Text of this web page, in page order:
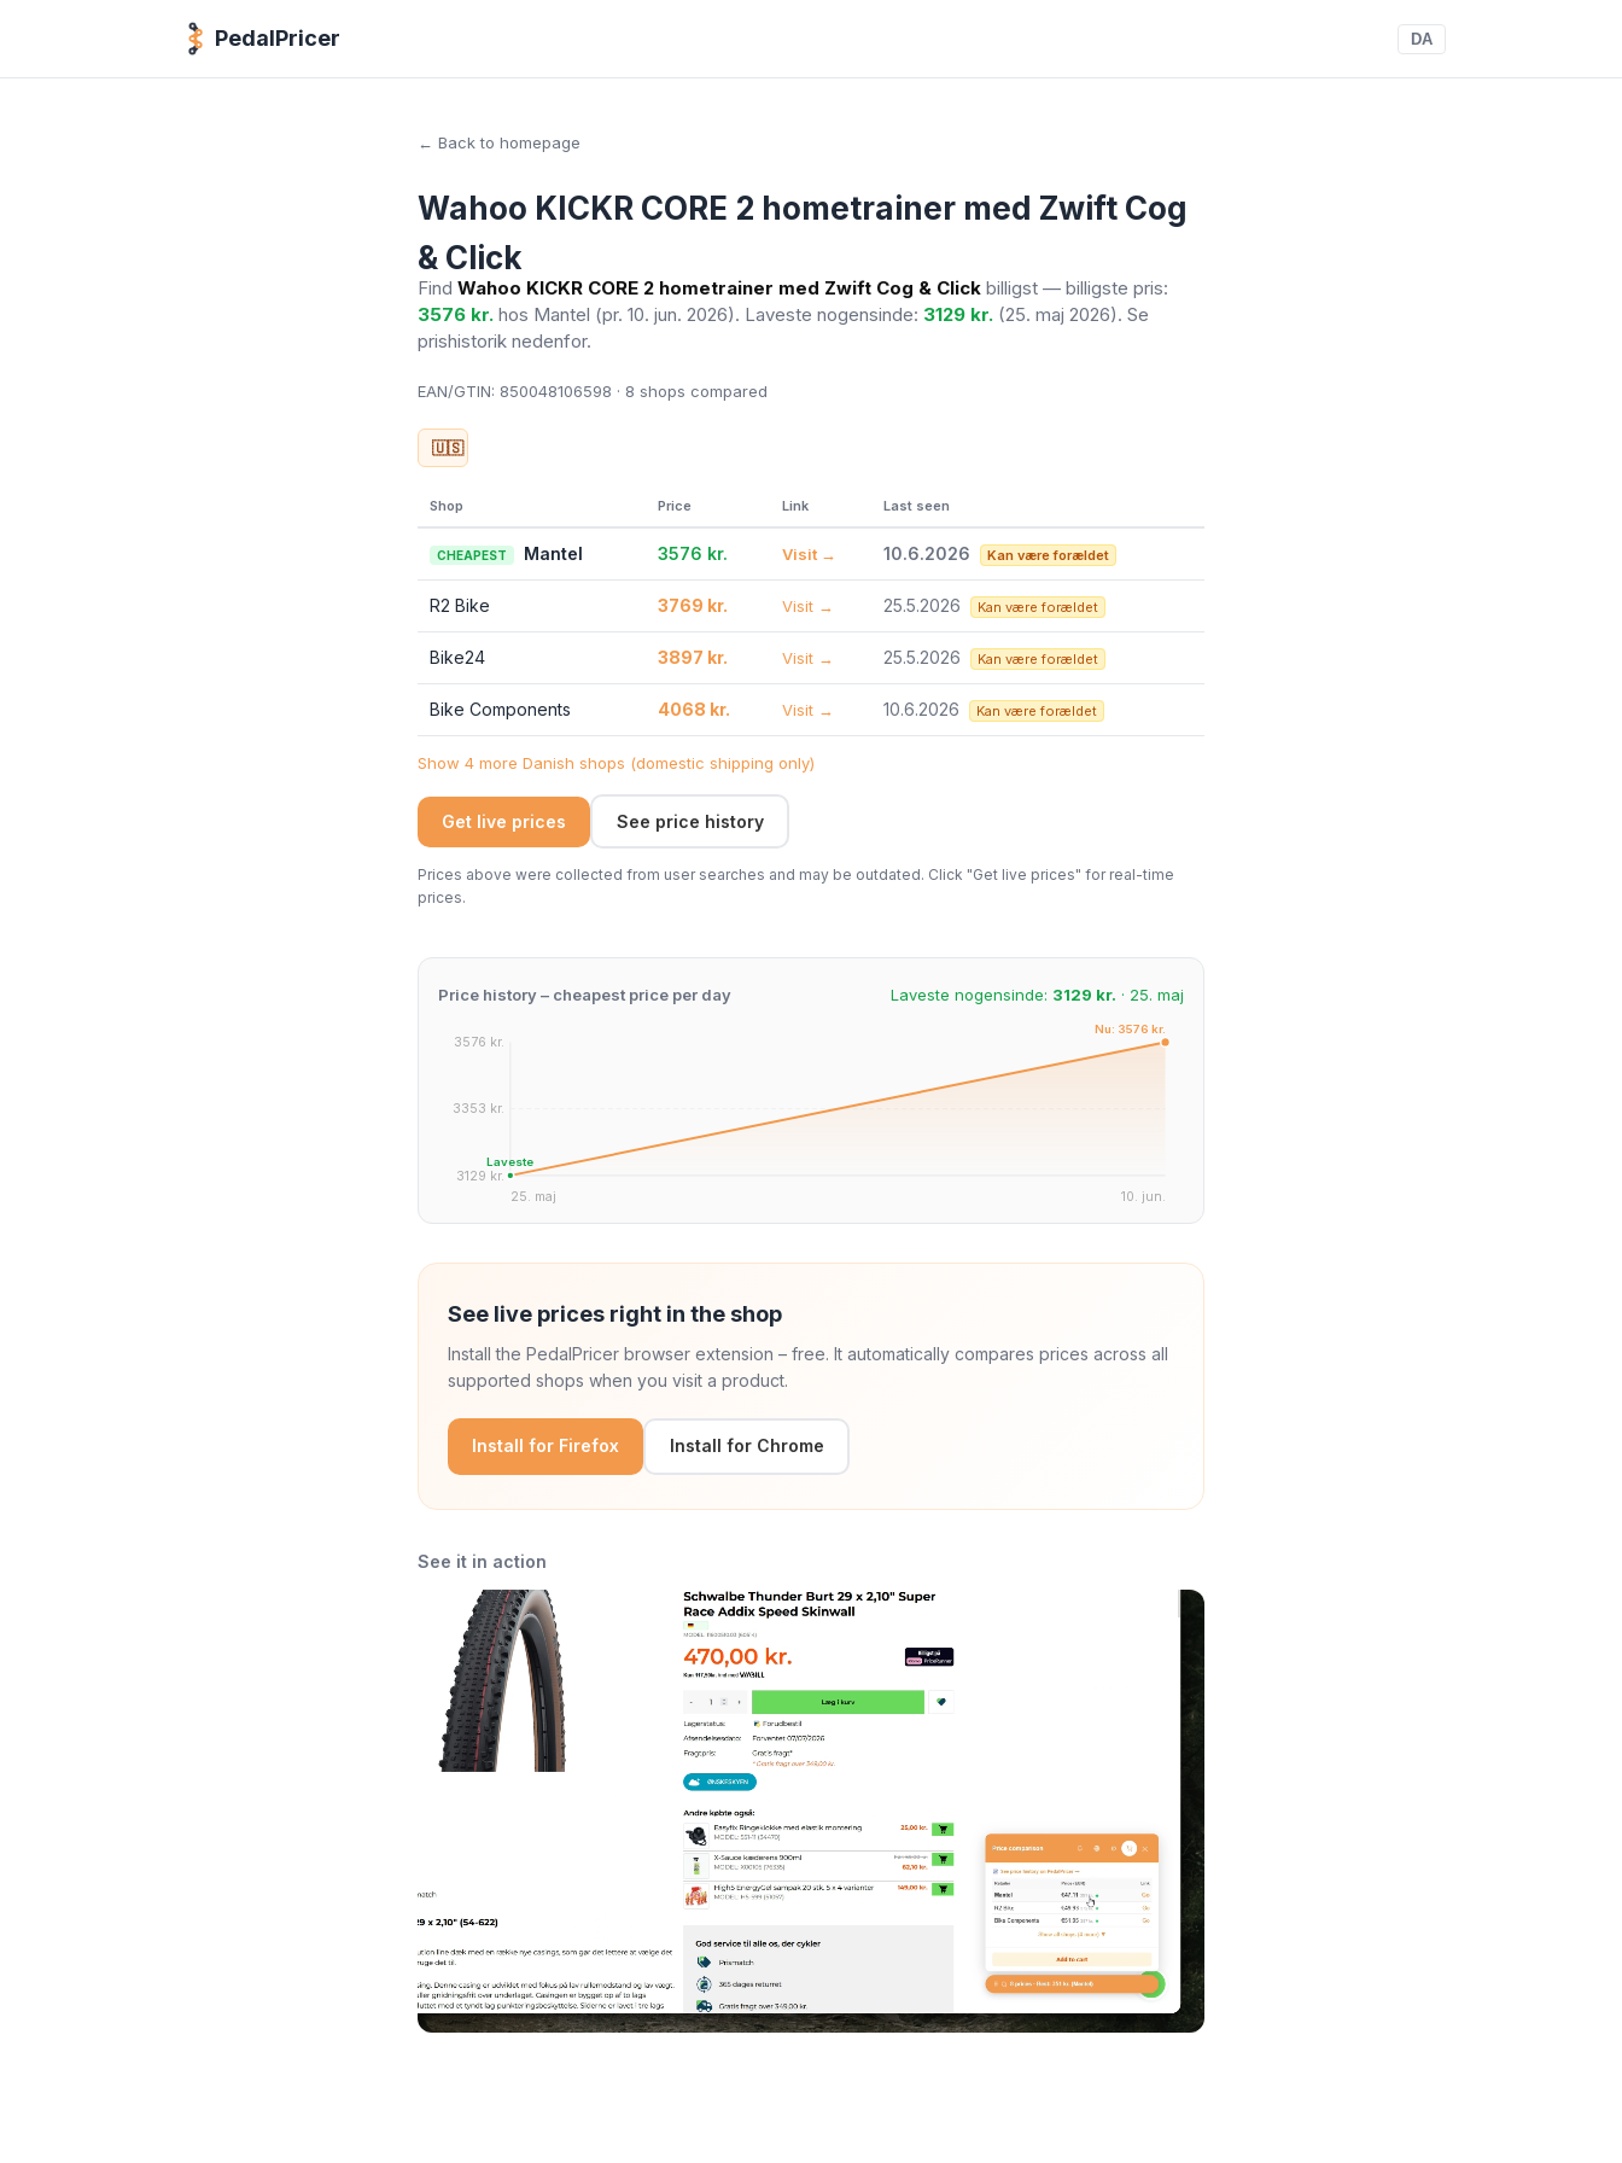
PedalPricer DA
← Back to homepage
Wahoo KICKR CORE 2 hometrainer med Zwift Cog
& Click
Find Wahoo KICKR CORE 2 hometrainer med Zwift Cog & Click billigst — billigste pris:
3576 kr. hos Mantel (pr. 10. jun. 2026). Laveste nogensinde: 3129 kr. (25. maj 2026). Se
prishistorik nedenfor.
EAN/GTIN: 850048106598 · 8 shops compared
🇺🇸
Shop Price Link Last seen
CHEAPEST Mantel 3576 kr. Visit → 10.6.2026 Kan være forældet
R2 Bike 3769 kr. Visit → 25.5.2026 Kan være forældet
Bike24 3897 kr. Visit → 25.5.2026 Kan være forældet
Bike Components 4068 kr. Visit → 10.6.2026 Kan være forældet
Show 4 more Danish shops (domestic shipping only)
Get live prices See price history
Prices above were collected from user searches and may be outdated. Click "Get live prices" for real-time
prices.
Price history – cheapest price per day Laveste nogensinde: 3129 kr. · 25. maj
3576 kr.
3353 kr.
3129 kr.
25. maj 10. jun.
Laveste
Nu: 3576 kr.
See live prices right in the shop
Install the PedalPricer browser extension – free. It automatically compares prices across all
supported shops when you visit a product.
Install for Firefox Install for Chrome
See it in action